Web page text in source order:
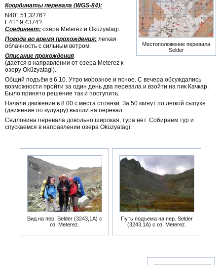
Местоположение перевала
Selder
Координаты перевала (WGS-84):
N40° 51,3276?
E41° 9,4374?
Соединяет: озера Meterez и Oküzyatagi.
Погода во время прохождения: легкая
облачность с сильным ветром.
Описание прохождения
(даётся в направлении от озера Meterez к
озеру Oküzyatagi).
Общий подъём в 6.10. Утро морозное и ясное. С вечера обсуждались
возможности пройти за один день два перевала и взойти на пик Качкар.
Было принято решение так и поступить.
Начали движение в 8.00 с места стоянки. За 50 минут по легкой сыпухе
(движение по кулуару) вышли на перевал.
Седловина перевала довольно широкая, тура нет. Собираем тур и
спускаемся в направлении озера Oküzyatagi.
Вид на пер. Selder (3243,1А) с
оз. Meterez.
Путь подъема на пер. Selder
(3243,1А) с оз. Meterez.